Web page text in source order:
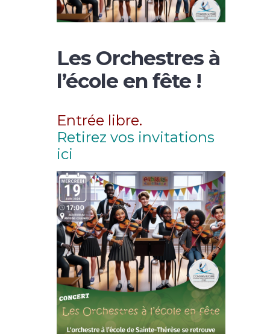
Les Orchestres à
l’école en fête !
Entrée libre.
Retirez vos invitations
ici